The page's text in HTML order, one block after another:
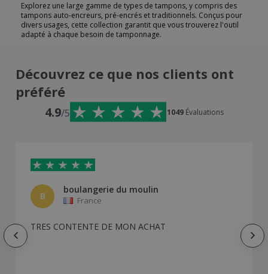
Explorez une large gamme de types de tampons, y compris des
tampons auto-encreurs, pré-encrés et traditionnels. Conçus pour
divers usages, cette collection garantit que vous trouverez l'outil
adapté à chaque besoin de tamponnage.
Découvrez ce que nos clients ont
préféré
4.9/5 1049 Évaluations
B
boulangerie du moulin
France
TRES CONTENTE DE MON ACHAT